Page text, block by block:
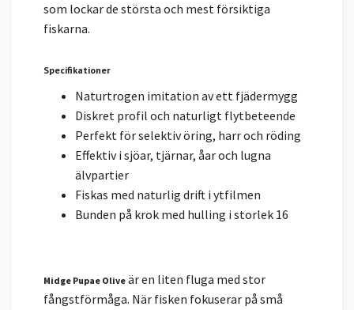
som lockar de största och mest försiktiga
fiskarna.
Specifikationer
Naturtrogen imitation av ett fjädermygg
Diskret profil och naturligt flytbeteende
Perfekt för selektiv öring, harr och röding
Effektiv i sjöar, tjärnar, åar och lugna
älvpartier
Fiskas med naturlig drift i ytfilmen
Bunden på krok med hulling i storlek 16
Midge Pupae Olive är en liten fluga med stor
fångstförmåga. När fisken fokuserar på små